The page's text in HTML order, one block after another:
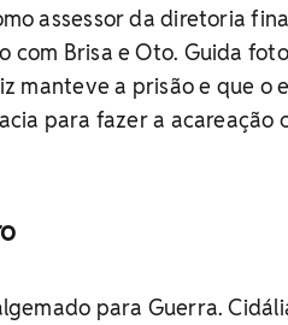
assessor da diretoria
com Brisa e Oto. Guida
manteve a prisão e que o
para fazer a acareação
para Guerra.